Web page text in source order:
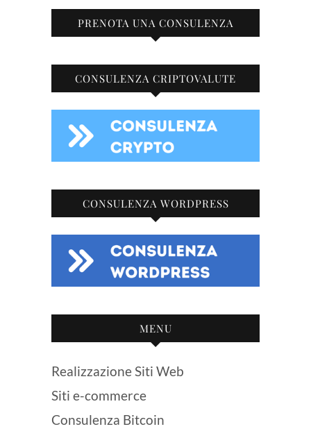
PRENOTA UNA CONSULENZA
CONSULENZA CRIPTOVALUTE
CONSULENZA WORDPRESS
MENU
Realizzazione Siti Web
Siti e-commerce
Consulenza Bitcoin